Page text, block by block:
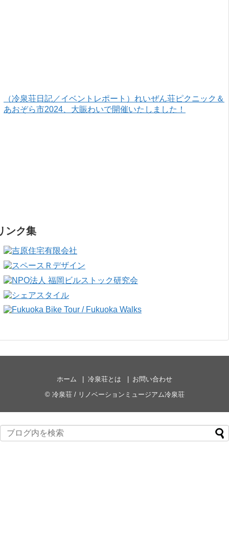
（冷泉荘日記／イベントレポート）れいぜん荘ピクニック＆
あおぞら市2024、大賑わいで開催いたしました！
ンク集
ホーム 冷泉荘とは
お問い合わせ
© 冷泉荘 / リノベーションミュージアム冷泉荘